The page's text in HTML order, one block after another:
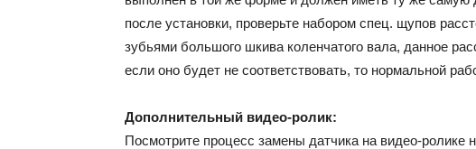
после установки, проверьте набором спец. щупов
зубьями большого шкива коленчатого вала, данное
если оно будет не соответствовать, то нормальной
Дополнительный видео-ролик:
Посмотрите процесс замены датчика на видео-ролике